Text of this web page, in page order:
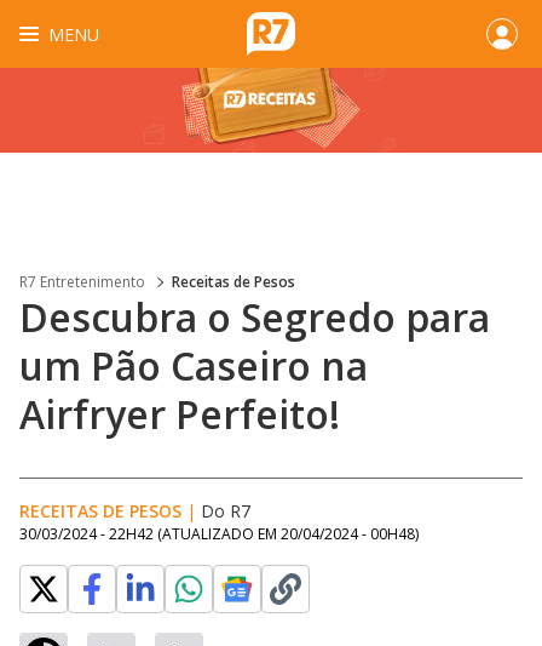
MENU
R7 Entretenimento Receitas de Pesos
Descubra o Segredo para
um Pão Caseiro na
Airfryer Perfeito!
RECEITAS DE PESOS | Do R7
30/03/2024 - 22H42 (ATUALIZADO EM 20/04/2024 - 00H48)